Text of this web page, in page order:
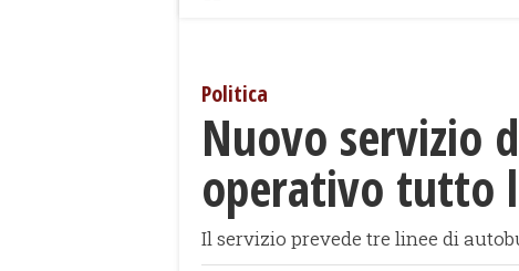
Politica
Nuovo servizio
operativo tutto
Il servizio prevede tre linee di